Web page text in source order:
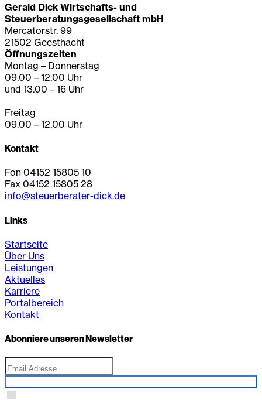
Gerald Dick Wirtschafts- und
Steuerberatungsgesellschaft mbH
Mercatorstr. 99
21502 Geesthacht
Öffnungszeiten
Montag – Donnerstag
09.00 – 12.00 Uhr
und 13.00 – 16 Uhr
Freitag
09.00 – 12.00 Uhr
Kontakt
Fon 04152 15805 10
Fax 04152 15805 28
info@steuerberater-dick.de
Links
Startseite
Über Uns
Leistungen
Aktuelles
Karriere
Portalbereich
Kontakt
Abonniere unseren Newsletter